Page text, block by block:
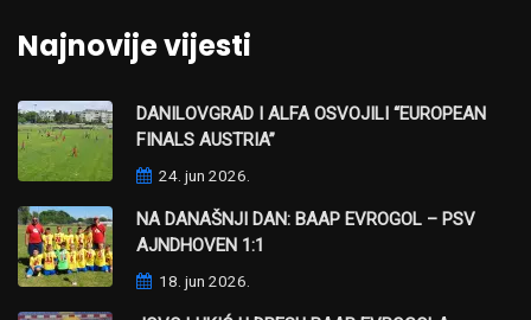
Najnovije vijesti
DANILOVGRAD I ALFA OSVOJILI “EUROPEAN
FINALS AUSTRIA”
24. jun 2026.
NA DANAŠNJI DAN: BAAP EVROGOL – PSV
AJNDHOVEN 1:1
18. jun 2026.